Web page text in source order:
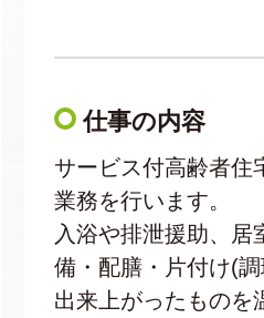
仕事の内容
サービス付高齢者住
業務を行います。
入浴や排泄援助、居
備・配膳・片付け(
出来上がったものを